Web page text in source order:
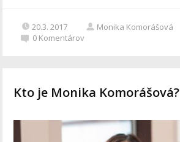
20.3. 2017 Monika Komorášová
0 Komentárov
Kto je Monika Komorášová?